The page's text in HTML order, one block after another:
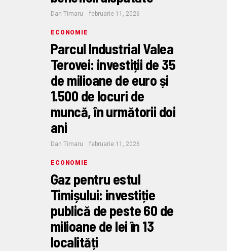
Dan Timaru februarie 11, 2026
ECONOMIE
Parcul Industrial Valea
Terovei: investiții de 35
de milioane de euro și
1.500 de locuri de
muncă, în următorii doi
ani
Dan Timaru februarie 11, 2026
ECONOMIE
Gaz pentru estul
Timișului: investiție
publică de peste 60 de
milioane de lei în 13
localități